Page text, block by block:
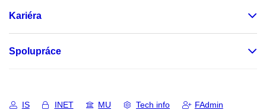
Kariéra
Spolupráce
IS INET MU Tech info FAdmin